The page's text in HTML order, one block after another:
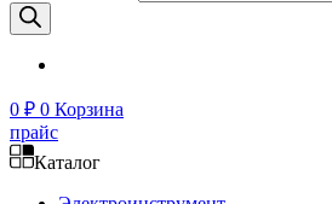
0 ₽ 0 Корзина
прайс
Каталог